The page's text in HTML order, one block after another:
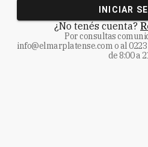
INICIAR
¿No tenés cuenta?
Por consultas
info@elmarplatense.como al
de 8:00 a